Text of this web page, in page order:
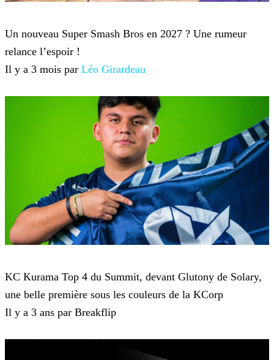
Un nouveau Super Smash Bros en 2027 ? Une rumeur
relance l’espoir !
Il y a 3 mois par Léo Girardeau
KC Kurama Top 4 du Summit, devant Glutony de Solary,
une belle première sous les couleurs de la KCorp
Il y a 3 ans par Breakflip